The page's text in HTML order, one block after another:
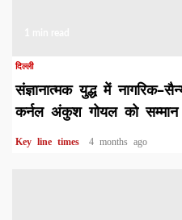
दिल्ली
संज्ञानात्मक युद्ध में
कर्नल अंकुश गोयल को सम्मान
Key line times 4 months ago